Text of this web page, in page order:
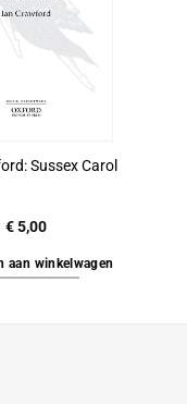
Sussex Carol
€5,00
aan winkelwagen